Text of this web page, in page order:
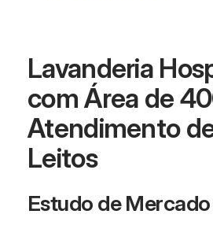
Lavanderia
com Área de
Atendimento
Leitos
Estudo de Mercado